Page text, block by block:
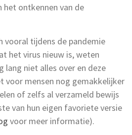
het ontkennen van de
vooral tijdens de pandemie
het virus nieuw is, weten
lang niet alles over en deze
voor mensen nog gemakkelijker
of zelfs al verzameld bewijs
van hun eigen favoriete versie
voor meer informatie).